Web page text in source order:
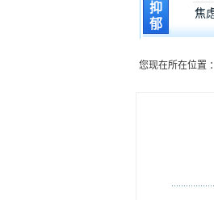
抑
郁
焦
您现在所在位置